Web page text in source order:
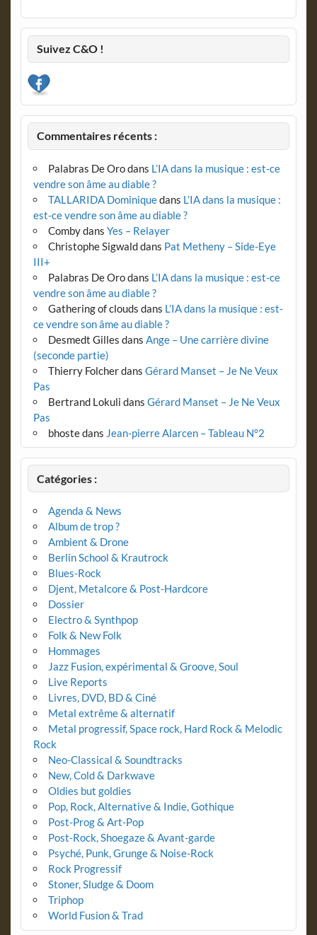
Suivez C&O !
Commentaires récents :
Palabras De Orodans L’IA dans la musique : est-ce
vendre son âme au diable ?
TALLARIDA Dominiquedans L’IA dans la musique :
est-ce vendre son âme au diable ?
Combydans Yes – Relayer
Christophe Sigwalddans Pat Metheny – Side-Eye
III+
Palabras De Orodans L’IA dans la musique : est-ce
vendre son âme au diable ?
Gathering of clouds dans L’IA dans la musique : est-
ce vendre son âme au diable ?
Desmedt Gilles dans Ange – Une carrière divine
(seconde partie)
Thierry Folcherdans Gérard Manset – Je Ne Veux
Pas
Bertrand Lokuli dans Gérard Manset – Je Ne Veux
Pas
bhostedans Jean-pierre Alarcen – Tableau N°2
Catégories :
Agenda & News
Album de trop ?
Ambient & Drone
Berlin School & Krautrock
Blues-Rock
Djent, Metalcore & Post-Hardcore
Dossier
Electro & Synthpop
Folk & New Folk
Hommages
Jazz Fusion, expérimental & Groove, Soul
Live Reports
Livres, DVD, BD & Ciné
Metal extrême & alternatif
Metal progressif, Space rock, Hard Rock & Melodic
Rock
Neo-Classical & Soundtracks
New, Cold & Darkwave
Oldies but goldies
Pop, Rock, Alternative & Indie, Gothique
Post-Prog & Art-Pop
Post-Rock, Shoegaze & Avant-garde
Psyché, Punk, Grunge & Noise-Rock
Rock Progressif
Stoner, Sludge & Doom
Triphop
World Fusion & Trad